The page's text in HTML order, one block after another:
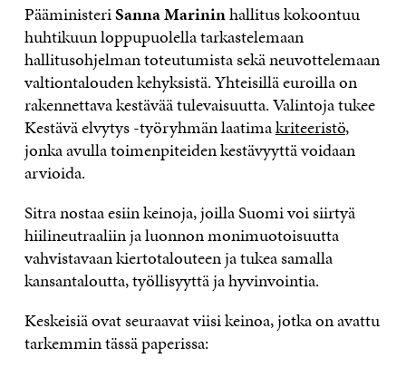
PääministeriSanna Marininhallitus kokoontuu
huhtikuun loppupuolella tarkastelemaan
hallitusohjelman toteutumista sekä neuvottelemaan
valtiontalouden kehyksistä. Yhteisillä euroilla on
rakennettava kestävää tulevaisuutta. Valintoja tukee
Kestävä elvytys -työryhmän laatimakriteeristö,
jonka avulla toimenpiteiden kestävyyttä voidaan
arvioida.
Sitra nostaa esiin keinoja, joilla Suomi voi siirtyä
hiilineutraaliin ja luonnon monimuotoisuutta
vahvistavaan kiertotalouteen ja tukea samalla
kansantaloutta, työllisyyttä ja hyvinvointia.
Keskeisiä ovat seuraavat viisi keinoa, jotka on avattu
tarkemmin tässä paperissa: